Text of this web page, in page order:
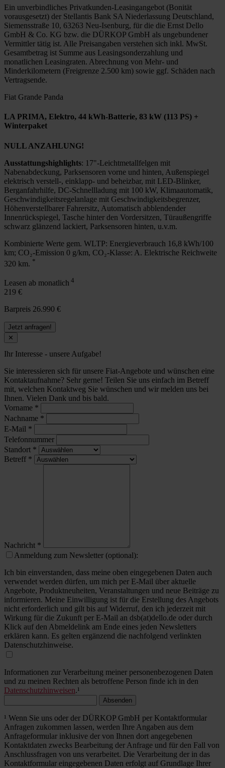
Ein unverbindliches Privatkunden-Leasingangebot (Bonität
vorausgesetzt) der Stellantis Bank SA Niederlassung Deutschland,
Siemensstraße 10, 63263 Neu-Isenburg, für die die Ernst Dello
GmbH & Co. KG bzw. die DÜRKOP GmbH als ungebundener
Vermittler tätig ist. Alle Preisangaben verstehen sich inkl. MwSt.
Gesamtbetrag ist Summe aus Leasingsonderzahlung und
monatlichen Leasingraten. Abrechnung von Mehr- und
Minderkilometern (Freigrenze 2.500 km) sowie ggf. Schäden nach
Vertragsende.
Fiat Grande Panda
LA PRIMA, Elektro, 44 kWh-Batterie, 83 kW (113 PS) +
Winterpaket
NULL ANZAHLUNG!
Ausstattungshighlights: 17"-Leichtmetallfelgen mit
Nabenabdeckung, Parksensoren vorne und hinten, Außenspiegel
elektrisch verstell-, einklapp- und beheizbar, mit LED-Blinker,
Berganfahrhilfe, DC-Schnellladung mit 100 kW, Klimaautomatik,
Geschwindigkeitsregelanlage mit Geschwindigkeitsbegrenzer,
Höhenverstellbarer Fahrersitz, Automatisch abblendender
Innenrückspiegel, Tasche hinter den Vordersitzen, Türaußengriffe
schwarz glänzend lackiert, Parksensoren hinten, u.v.m.
Kombinierte Werte gem. WLTP: Energieverbrauch 16,8 kWh/100
km; CO₂-Emission 0 g/km, CO₂-Klasse: A. Elektrische Reichweite
320 km. *
Leasen ab monatlich 4
219 €
Barpreis 26.990 €
Jetzt anfragen!
✕
Ihr Interesse - unsere Aufgabe!
Sie interessieren sich für unsere Fiat-Angebote und wünschen eine
Kontaktaufnahme? Sehr gerne! Teilen Sie uns einfach im Betreff
mit, welchen Kontaktweg Sie wünschen und wir melden uns bei
Ihnen. Vielen Dank und bis bald.
Vorname *
Nachname *
E-Mail *
Telefonnummer
Standort *
Betreff *
Nachricht *
Anmeldung zum Newsletter (optional):
Ich bin einverstanden, dass meine oben eingegebenen Daten auch
verwendet werden dürfen, um mich per E-Mail über aktuelle
Angebote, Produktneuheiten, Veranstaltungen und neue Beiträge zu
informieren. Meine Einwilligung ist für die Erstellung des Angebots
nicht erforderlich und gilt bis auf Widerruf, den ich jederzeit mit
Wirkung für die Zukunft per E-Mail an dsb(at)dello.de oder durch
Klick auf den Abmeldelink am Ende eines jeden Newsletters
erklären kann. Es gelten ergänzend die nachfolgend verlinkten
Datenschutzhinweise.
Informationen zur Verarbeitung meiner personenbezogenen Daten
und zu meinen Rechten als betroffene Person finde ich in den
Datenschutzhinweisen.¹
Absenden
¹ Wenn Sie uns oder der DÜRKOP GmbH per Kontaktformular
Anfragen zukommen lassen, werden Ihre Angaben aus dem
Anfrageformular inklusive der von Ihnen dort angegebenen
Kontaktdaten zwecks Bearbeitung der Anfrage und für den Fall von
Anschlussfragen von uns verarbeitet. Die Verarbeitung der in das
Kontaktformular eingegebenen Daten erfolgt auf Grundlage Ihrer